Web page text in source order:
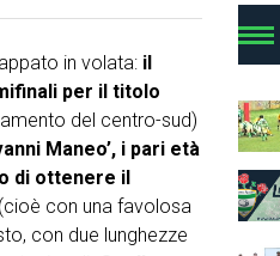
in volata: il
per il titolo
del centro-sud)
Maneo’, i pari età
di ottenere il
(cioè con una favolosa
con due lunghezze